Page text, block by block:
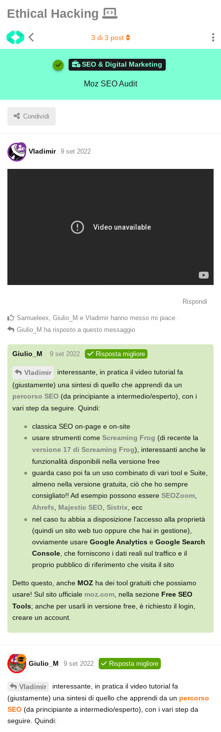
Ethical Hacking
SEO & Digital Marketing
Moz SEO Audit
Condividi
3 di 3 post
Vladimir 9 set 2022
Rispondi
Samueleex Giulio_M e Vladimir hanno messo mi piace
Giulio_M ha risposto a questo messaggio
Giulio_M 9 set 2022 Risposta migliore
Vladimir
interessante, in pratica il video tutorial fa
(giustamente) una sintesi di quello che apprendi da un
percorso SEO (da principiante a intermedio/esperto), con i
vari step da seguire. Quindi:
classica SEO on-page e on-site
usare strumenti come Screaming Frog (di recente la
versione 17 di Screaming Frog), interessanti anche le
funzionalità disponibili nella versione free
guarda caso poi fa un uso combinato di vari tool e Suite,
almeno nella versione gratuita, ciò che ho sempre
consigliato!! Ad esempio possono essere SEOZoom
Ahrefs
Majestic SEO Sistrix , ecc
nel caso tu abbia a disposizione l'accesso alla proprietà
(quindi un sito web tuo oppure che hai in gestione),
ovviamente usare Google Analytics e Google Search
Console , che forniscono i dati reali sul traffico e il
proprio pubblico di riferimento che visita il sito
Detto questo, anche MOZ ha dei tool gratuiti che possiamo
usare! Sul sito ufficiale moz.com , nella sezione Free SEO
Tools; anche per usarli in versione free, è richiesto il login,
creare un account.
Giulio_M 9 set 2022 Risposta migliore
Vladimir
interessante, in pratica il video tutorial fa
(giustamente) una sintesi di quello che apprendi da un percorso
SEO (da principiante a intermedio/esperto), con i vari step da
seguire. Quindi: